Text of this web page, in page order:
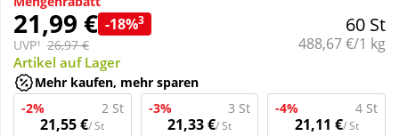
Sport & Fitness
Tierbedarf
21,99 € -18%3
UVP¹ 26,97 €
60 St
Grundpreis:
488,67 €/1 kg
Artikel auf Lager
Mehr kaufen, mehr sparen
-2%
2 St
21,55 €/ St
-3% 3 St
21,33 €/ St
-4% 4 St
21,11 €/ St